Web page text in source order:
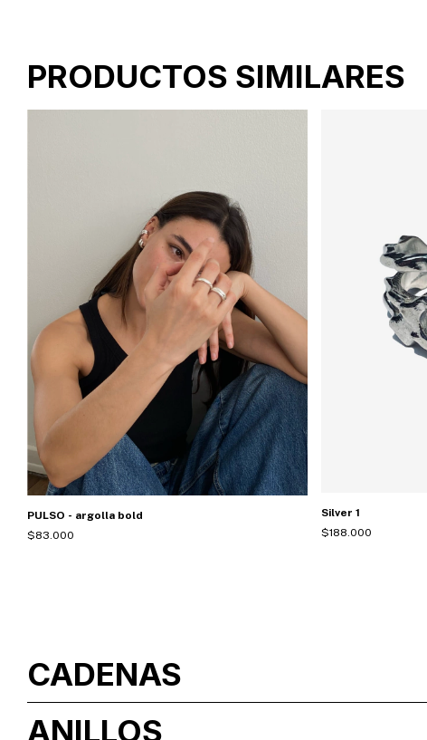
PRODUCTOS SIMILARES
PULSO - argolla bold
$83.000
Silver 1
$188.000
CADENAS
ANILLOS